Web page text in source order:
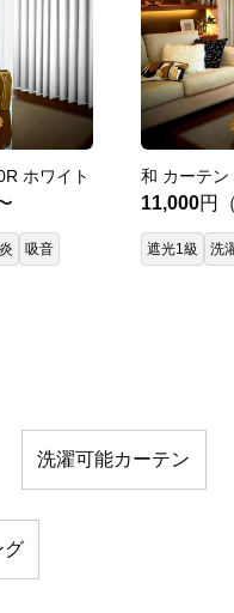
ホワイト
吸音
和 カーテン
11,000円
遮光1級 洗
洗濯可能カーテン
グ